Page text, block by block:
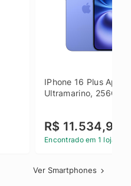
IPhone 16 Plus Apple
Ultramarino, 256GB
R$ 11.534,90
Encontrado em 1 loja
Ver Smartphones